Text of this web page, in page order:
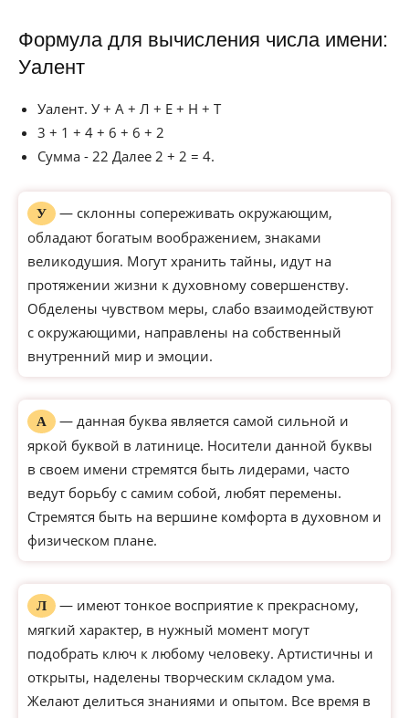
Формула для вычисления числа имени:
Уалент
Уалент. У + А + Л + Е + Н + Т
3 + 1 + 4 + 6 + 6 + 2
Сумма - 22 Далее 2 + 2 = 4.
У
— склонны сопереживать окружающим,
обладают богатым воображением, знаками
великодушия. Могут хранить тайны, идут на
протяжении жизни к духовному совершенству.
Обделены чувством меры, слабо взаимодействуют
с окружающими, направлены на собственный
внутренний мир и эмоции.
А
— данная буква является самой сильной и
яркой буквой в латинице. Носители данной буквы
в своем имени стремятся быть лидерами, часто
ведут борьбу с самим собой, любят перемены.
Стремятся быть на вершине комфорта в духовном и
физическом плане.
Л
— имеют тонкое восприятие к прекрасному,
мягкий характер, в нужный момент могут
подобрать ключ к любому человеку. Артистичны и
открыты, наделены творческим складом ума.
Желают делиться знаниями и опытом. Все время в